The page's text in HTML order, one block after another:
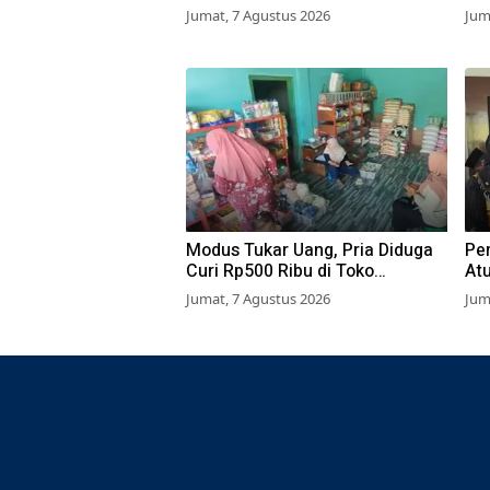
Dilarikan ke RS
Jumat, 7 Agustus 2026
Modus Tukar Uang, Pria Diduga
Curi Rp500 Ribu di Toko
Pasuruan
Jumat, 7 Agustus 2026